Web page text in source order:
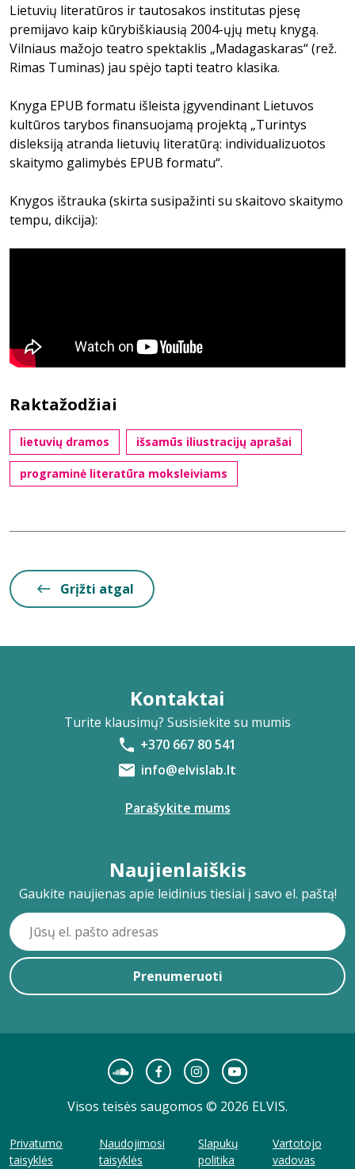
Lietuvių literatūros ir tautosakos institutas pjesę
premijavo kaip kūrybiškiausią 2004-ųjų metų knygą.
Vilniaus mažojo teatro spektaklis „Madagaskaras“ (rež.
Rimas Tuminas) jau spėjo tapti teatro klasika.
Knyga EPUB formatu išleista įgyvendinant Lietuvos
kultūros tarybos finansuojamą projektą „Turintys
disleksiją atranda lietuvių literatūrą: individualizuotos
skaitymo galimybės EPUB formatu“.
Knygos ištrauka (skirta susipažinti su skaitovo skaitymo
tempu, dikcija):
Raktažodžiai
lietuvių dramos išsamūs iliustracijų aprašai
programinė literatūra moksleiviams
Grįžti atgal
Kontaktai
Turite klausimų? Susisiekite su mumis
+370 667 80 541
info@elvislab.lt
Parašykite mums
Naujienlaiškis
Gaukite naujienas apie leidinius tiesiai į savo el. paštą!
Prenumeruoti
Visos teisės saugomos © 2026 ELVIS.
Privatumo
taisyklės
Naudojimosi
taisyklės
Slapukų
politika
Vartotojo
vadovas